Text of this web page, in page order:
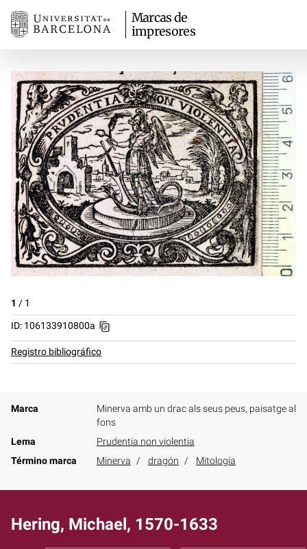
Marcas de
impresores
1 / 1
ID: 106133910800a
Registro bibliográfico
Marca
Minerva amb un drac als seus peus, paisatge al
fons
Lema
Prudentia non violentia
Término marca
Minerva dragón Mitología
Hering, Michael, 1570-1633